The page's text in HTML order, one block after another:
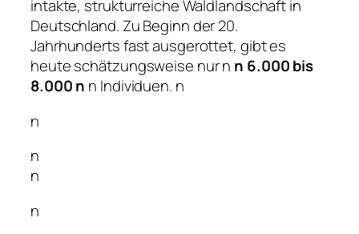
intakte, strukturreiche Waldlandschaft in
Deutschland. Zu Beginn der 20.
Jahrhunderts fast ausgerottet, gibt es
heute schätzungsweise nur n n 6.000 bis
8.000 n n Individuen. n
n
n
n
n